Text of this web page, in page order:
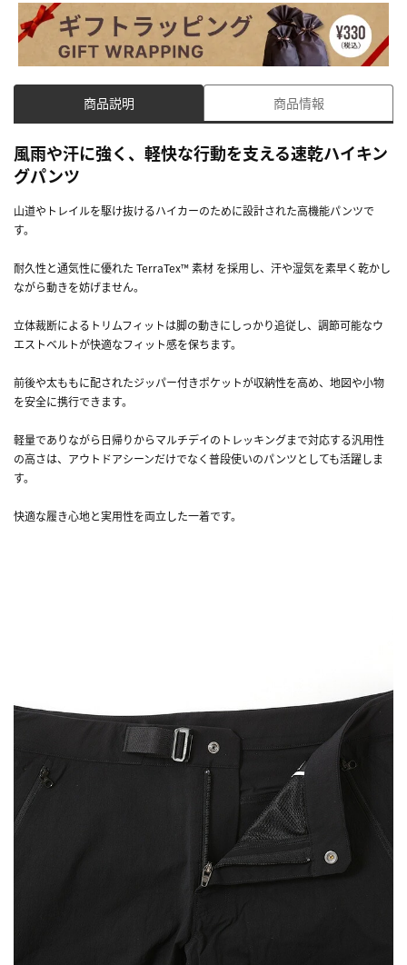
商品説明 商品情報
風雨や汗に強く、軽快な行動を支える速乾ハイキン
グパンツ
山道やトレイルを駆け抜けるハイカーのために設計された高機能パンツで
す。
耐久性と通気性に優れた TerraTex™ 素材 を採用し、汗や湿気を素早く乾かし
ながら動きを妨げません。
立体裁断によるトリムフィットは脚の動きにしっかり追従し、調節可能なウ
エストベルトが快適なフィット感を保ちます。
前後や太ももに配されたジッパー付きポケットが収納性を高め、地図や小物
を安全に携行できます。
軽量でありながら日帰りからマルチデイのトレッキングまで対応する汎用性
の高さは、アウトドアシーンだけでなく普段使いのパンツとしても活躍しま
す。
快適な履き心地と実用性を両立した一着です。